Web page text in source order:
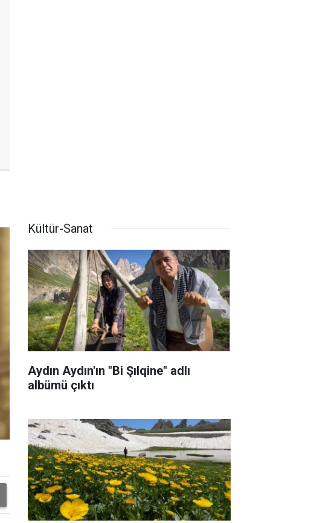
Kültür-Sanat
Aydın Aydın'ın "Bi Şılqine" adlı
albümü çıktı